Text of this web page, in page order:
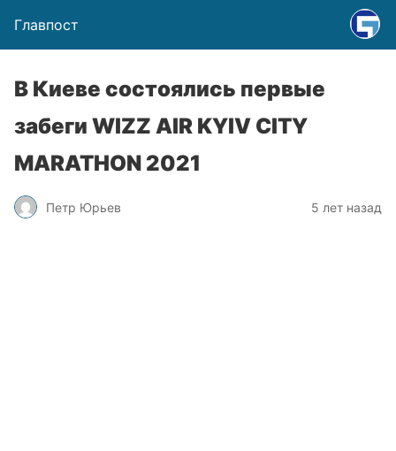
Главпост
В Киеве состоялись первые
забеги WIZZ AIR KYIV CITY
MARATHON 2021
Петр Юрьев 5 лет назад